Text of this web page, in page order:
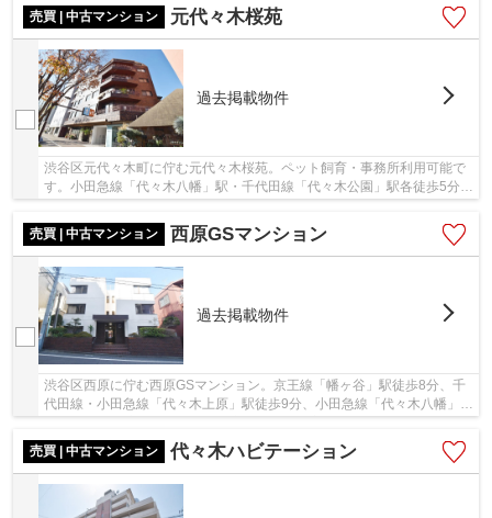
売買 | 中古マンション
元代々木桜苑
過去掲載物件
渋谷区元代々木町に佇む元代々木桜苑。ペット飼育・事務所利用可能で
す。小田急線「代々木八幡」駅・千代田線「代々木公園」駅各徒歩5分、
売買 | 中古マンション
西原GSマンション
過去掲載物件
渋谷区西原に佇む西原GSマンション。京王線「幡ヶ谷」駅徒歩8分、千
代田線・小田急線「代々木上原」駅徒歩9分、小田急線「代々木八幡」駅
売買 | 中古マンション
代々木ハビテーション